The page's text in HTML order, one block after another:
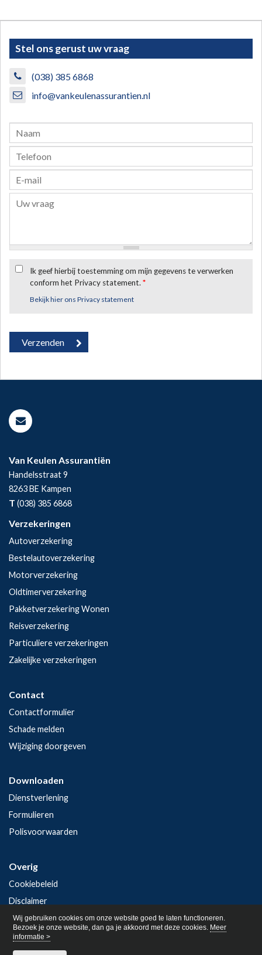
Wij gebruiken cookies om onze website goed te laten functioneren.
Bezoek je onze website, dan ga je akkoord met deze cookies. Meer
informatie >
Stel ons gerust uw vraag
(038) 385 6868
info@vankeulenassurantien.nl
Ik geef hierbij toestemming om mijn gegevens te verwerken
conform het Privacy statement. *
Bekijk hier ons Privacy statement
Van Keulen Assurantiën
Handelsstraat 9
8263 BE Kampen
T (038) 385 6868
Verzekeringen
Autoverzekering
Bestelautoverzekering
Motorverzekering
Oldtimerverzekering
Pakketverzekering Wonen
Reisverzekering
Particuliere verzekeringen
Zakelijke verzekeringen
Contact
Contactformulier
Schade melden
Wijziging doorgeven
Downloaden
Dienstverlening
Formulieren
Polisvoorwaarden
Overig
Cookiebeleid
Disclaimer
Privacy